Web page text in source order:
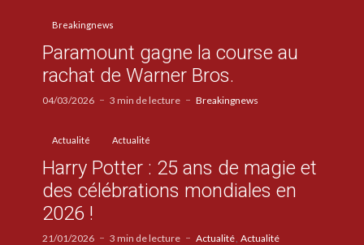
Breakingnews
Paramount gagne la course au
rachat de Warner Bros.
04/03/2026 3 min de lecture Breakingnews
Actualité Actualité
Harry Potter : 25 ans de magie et
des célébrations mondiales en
2026 !
21/01/2026 3 min de lecture Actualité Actualité